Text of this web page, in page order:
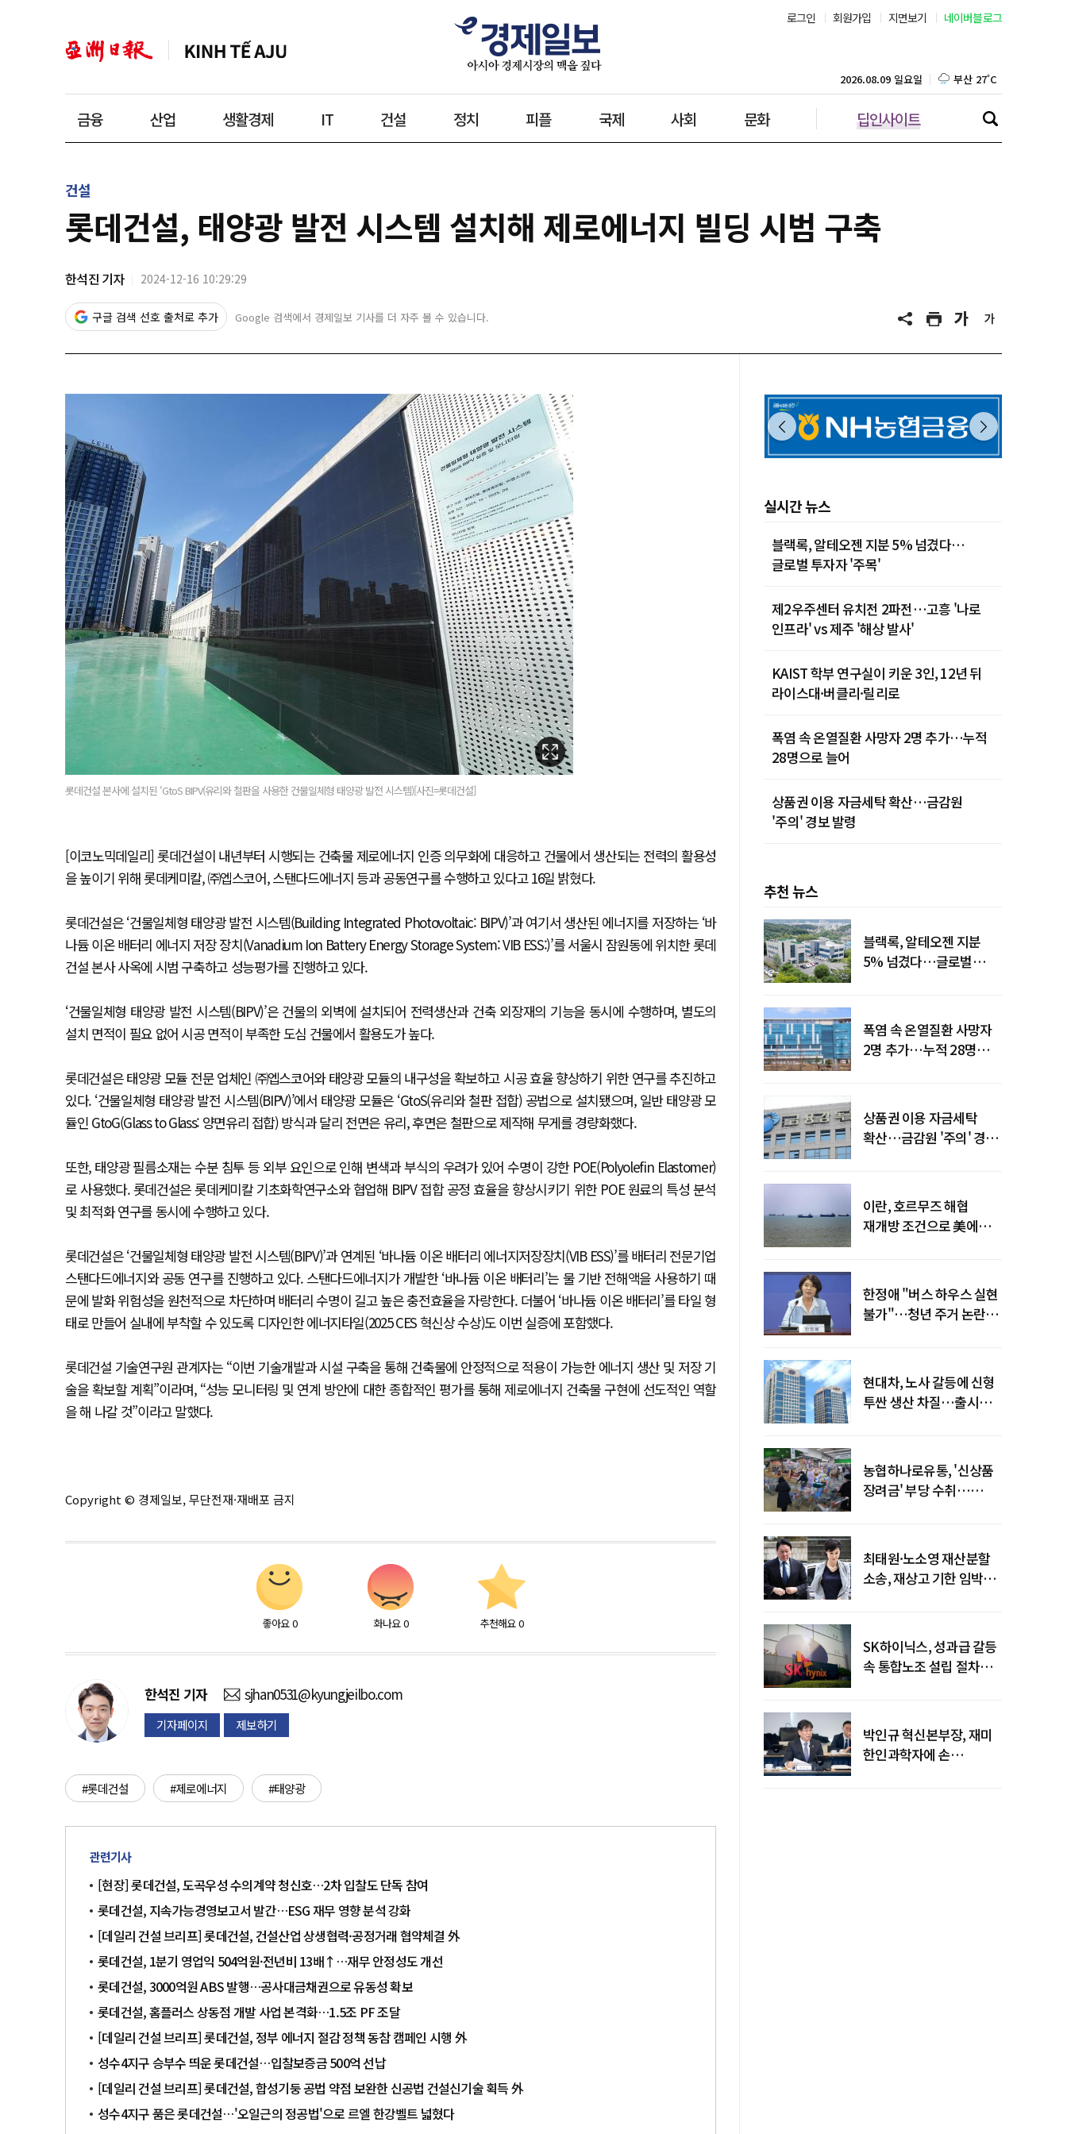
로그인 회원가입 지면보기 네이버블로그
금융 산업 생활경제 IT 건설 정치 피플 국제 사회 문화 딥인사이트
2026.08.09 일요일 대구 26˚C
인천 27˚C
제주 27˚C
건설
롯데건설, 태양광 발전 시스템 설치해 제로에너지 빌딩 시범 구축
한석진 기자 2024-12-16 10:29:29
구글 검색 선호 출처로 추가 Google 검색에서 경제일보 기사를 더 자주 볼 수 있습니다.
롯데건설 본사에 설치된 ‘GtoS BIPV(유리와 철판을 사용한 건물일체형 태양광 발전 시스템)[사진=롯데건설]
[이코노믹데일리] 롯데건설이 내년부터 시행되는 건축물 제로에너지 인증 의무화에 대응하고 건물에서 생산되는 전력의 활용성
을 높이기 위해 롯데케미칼, ㈜엡스코어, 스탠다드에너지 등과 공동연구를 수행하고 있다고 16일 밝혔다.
롯데건설은 ‘건물일체형 태양광 발전 시스템(Building Integrated Photovoltaic: BIPV)’과 여기서 생산된 에너지를 저장하는 ‘바
나듐 이온 배터리 에너지 저장 장치(Vanadium Ion Battery Energy Storage System: VIB ESS:)’를 서울시 잠원동에 위치한 롯데
건설 본사 사옥에 시범 구축하고 성능평가를 진행하고 있다.
‘건물일체형 태양광 발전 시스템(BIPV)’은 건물의 외벽에 설치되어 전력생산과 건축 외장재의 기능을 동시에 수행하며, 별도의
설치 면적이 필요 없어 시공 면적이 부족한 도심 건물에서 활용도가 높다.
롯데건설은 태양광 모듈 전문 업체인 ㈜엡스코어와 태양광 모듈의 내구성을 확보하고 시공 효율 향상하기 위한 연구를 추진하고
있다. ‘건물일체형 태양광 발전 시스템(BIPV)’에서 태양광 모듈은 ‘GtoS(유리와 철판 접합) 공법으로 설치됐으며, 일반 태양광 모
듈인 GtoG(Glass to Glass: 양면유리 접합) 방식과 달리 전면은 유리, 후면은 철판으로 제작해 무게를 경량화했다.
또한, 태양광 필름소재는 수분 침투 등 외부 요인으로 인해 변색과 부식의 우려가 있어 수명이 강한 POE(Polyolefin Elastomer)
로 사용했다. 롯데건설은 롯데케미칼 기초화학연구소와 협업해 BIPV 접합 공정 효율을 향상시키기 위한 POE 원료의 특성 분석
및 최적화 연구를 동시에 수행하고 있다.
롯데건설은 ‘건물일체형 태양광 발전 시스템(BIPV)’과 연계된 ‘바나듐 이온 배터리 에너지저장장치(VIB ESS)’를 배터리 전문기업
스탠다드에너지와 공동 연구를 진행하고 있다. 스탠다드에너지가 개발한 ‘바나듐 이온 배터리’는 물 기반 전해액을 사용하기 때
문에 발화 위험성을 원천적으로 차단하며 배터리 수명이 길고 높은 충전효율을 자랑한다. 더불어 ‘바나듐 이온 배터리’를 타일 형
태로 만들어 실내에 부착할 수 있도록 디자인한 에너지타일(2025 CES 혁신상 수상)도 이번 실증에 포함했다.
롯데건설 기술연구원 관계자는 “이번 기술개발과 시설 구축을 통해 건축물에 안정적으로 적용이 가능한 에너지 생산 및 저장 기
술을 확보할 계획”이라며, “성능 모니터링 및 연계 방안에 대한 종합적인 평가를 통해 제로에너지 건축물 구현에 선도적인 역할
을 해 나갈 것”이라고 말했다.
Copyright © 경제일보, 무단전재·재배포 금지
좋아요 0 화나요 0 추천해요 0
한석진 기자 sjhan0531@kyungjeilbo.com
기자페이지 제보하기
#롯데건설 #제로에너지 #태양광
관련기사
[현장] 롯데건설, 도곡우성 수의계약 청신호…2차 입찰도 단독 참여
롯데건설, 지속가능경영보고서 발간…ESG 재무 영향 분석 강화
[데일리 건설 브리프] 롯데건설, 건설산업 상생협력·공정거래 협약체결 外
롯데건설, 1분기 영업익 504억원·전년비 13배↑…재무 안정성도 개선
롯데건설, 3000억원 ABS 발행…공사대금채권으로 유동성 확보
롯데건설, 홈플러스 상동점 개발 사업 본격화…1.5조 PF 조달
[데일리 건설 브리프] 롯데건설, 정부 에너지 절감 정책 동참 캠페인 시행 外
성수4지구 승부수 띄운 롯데건설…입찰보증금 500억 선납
[데일리 건설 브리프] 롯데건설, 합성기둥 공법 약점 보완한 신공법 건설신기술 획득 外
성수4지구 품은 롯데건설…'오일근의 정공법'으로 르엘 한강벨트 넓혔다
실시간 뉴스
블랙록, 알테오젠 지분 5% 넘겼다…
글로벌 투자자 '주목'
제2우주센터 유치전 2파전…고흥 '나로
인프라' vs 제주 '해상 발사'
KAIST 학부 연구실이 키운 3인, 12년 뒤
라이스대·버클리·릴리로
폭염 속 온열질환 사망자 2명 추가…누적
28명으로 늘어
상품권 이용 자금세탁 확산…금감원
'주의' 경보 발령
추천 뉴스
블랙록, 알테오젠 지분
5% 넘겼다…글로벌
폭염 속 온열질환 사망자
2명 추가…누적 28명으로
상품권 이용 자금세탁
확산…금감원 '주의' 경보
이란, 호르무즈 해협
재개방 조건으로 美에
한정애 "버스 하우스 실현
불가"…청년 주거 논란
현대차, 노사 갈등에 신형
투싼 생산 차질…출시
농협하나로유통, '신상품
장려금' 부당 수취…
최태원·노소영 재산분할
소송, 재상고 기한 임박…
SK하이닉스, 성과급 갈등
속 통합노조 설립 절차
박인규 혁신본부장, 재미
한인과학자에 손